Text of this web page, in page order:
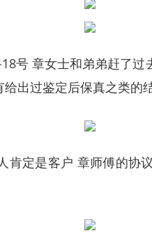
章女士和弟弟赶了过
出过鉴定后保真之类的
定是客户 章师傅的协